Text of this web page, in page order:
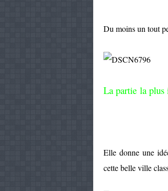
Du moins un tout
La partie la plus
Elle donne une
cette belle ville